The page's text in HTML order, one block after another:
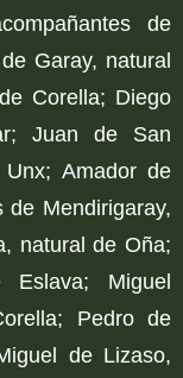
de
Garay, natural
Corella; Diego
Juan de San
Amador de
de Mendirigaray,
natural de Oña;
Miguel
Pedro de
de Lizaso,